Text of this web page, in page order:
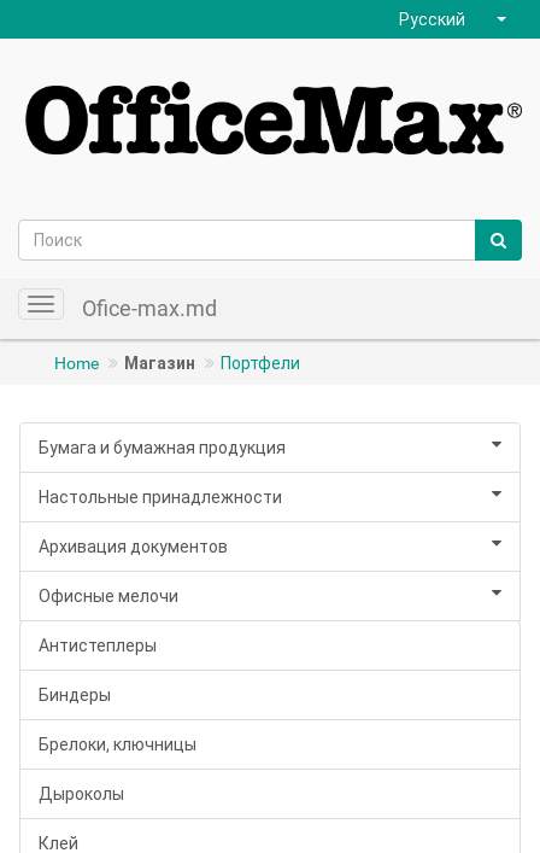
Русский
ToggleOfice-max.md
Home Магазин Портфели
Бумага и бумажная продукция
Настольные принадлежности
Архивация документов
Офисные мелочи
Антистеплеры
Биндеры
Брелоки, ключницы
Дыроколы
Клей